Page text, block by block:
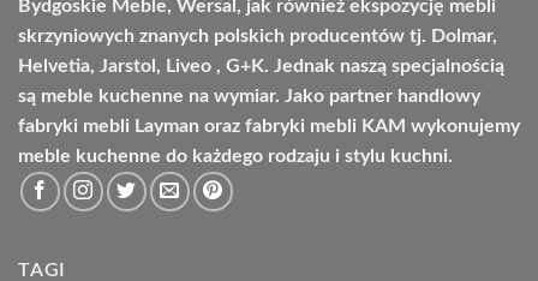
Bydgoskie Meble, Wersal, jak również ekspozycję mebli
skrzyniowych znanych polskich producentów tj. Dolmar,
Helvetia, Jarstol, Liveo , G+K. Jednak naszą specjalnością
są meble kuchenne na wymiar. Jako partner handlowy
fabryki mebli Layman oraz fabryki mebli KAM wykonujemy
meble kuchenne do każdego rodzaju i stylu kuchni.
TAGI